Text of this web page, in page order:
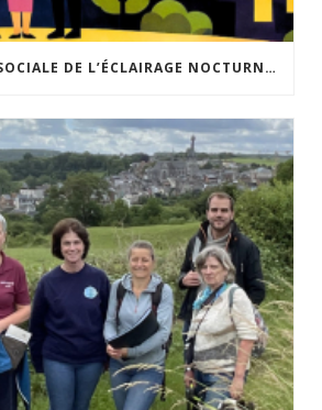
ACCEPTABILITÉ SOCIALE DE L’ÉCLAIRAGE NOCTURNE : LE REPLAY EST DISPONIBLE